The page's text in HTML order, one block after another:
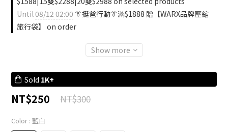
Until08/12 02:00 👔挺爸行動👔滿$1888 贈【WARX品牌壓縮
旅行袋】 on order
Show more
Sold 1K+
NT$250 NT$300
Color : 藍白